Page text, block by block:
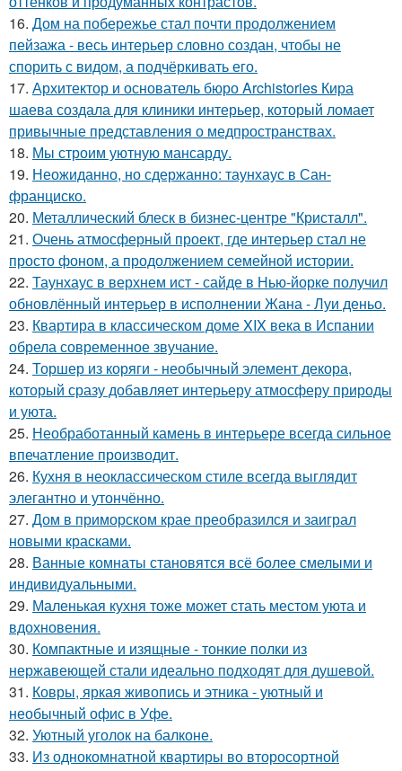
16. Дом на побережье стал почти продолжением
пейзажа - весь интерьер словно создан, чтобы не
спорить с видом, а подчёркивать его.
17. Архитектор и основатель бюро Archistories Кира
шаева создала для клиники интерьер, который ломает
привычные представления о медпространствах.
18. Мы строим уютную мансарду.
19. Неожиданно, но сдержанно: таунхаус в Сан-
франциско.
20. Металлический блеск в бизнес-центре "Кристалл".
21. Очень атмосферный проект, где интерьер стал не
просто фоном, а продолжением семейной истории.
22. Таунхаус в верхнем ист - сайде в Нью-йорке получил
обновлённый интерьер в исполнении Жана - Луи деньо.
23. Квартира в классическом доме XIX века в Испании
обрела современное звучание.
24. Торшер из коряги - необычный элемент декора,
который сразу добавляет интерьеру атмосферу природы
и уюта.
25. Необработанный камень в интерьере всегда сильное
впечатление производит.
26. Кухня в неоклассическом стиле всегда выглядит
элегантно и утончённо.
27. Дом в приморском крае преобразился и заиграл
новыми красками.
28. Ванные комнаты становятся всё более смелыми и
индивидуальными.
29. Маленькая кухня тоже может стать местом уюта и
вдохновения.
30. Компактные и изящные - тонкие полки из
нержавеющей стали идеально подходят для душевой.
31. Ковры, яркая живопись и этника - уютный и
необычный офис в Уфе.
32. Уютный уголок на балконе.
33. Из однокомнатной квартиры во второсортной